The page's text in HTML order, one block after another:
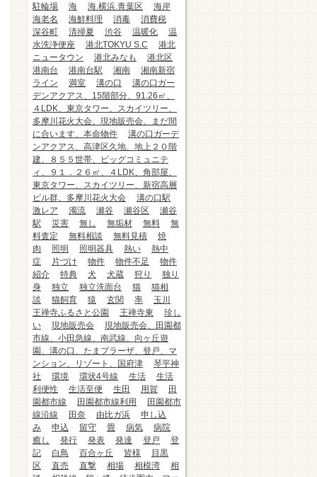
駐輪場
海 海.横浜.青葉区
海岸
海老名
海鮮料理 消毒
消費税
深谷町
清掃夏 渋谷 温暖化
温
水洗浄便座
港北TOKYU S.C
港北
ニュータウン
港北みなも
港北区
港南台
港南台駅 湘南
湘南新宿
ライン
満室 溝の口
溝の口ガー
デンアクアス、15階部分、91.26㎡、
４LDK、東京タワー、スカイツリー、
多摩川花火大会、現地販売会、まだ間
に合います、本命物件
溝の口ガーデ
ンアクアス、高津区久地、地上２０階
建、８５５世帯、ビッグコミュニテ
ィ、９１．２６㎡、４LDK、角部屋、
東京タワー、スカイツリー、新宿高層
ビル群、多摩川花火大会
溝の口駅
激レア
濁流 瀬谷 瀬谷区
瀬谷
駅
災害 無し 無垢材 無料
無
料査定
無料相談 無料見積
焼
肉
照明 照明器具 熱い
熱中
症
片づけ 物件 物件不足
物件
紹介
特典 犬 犬蔵 狩り
独り
身
独立 独立洗面台 猫
猫相
談
猫飼育 猿 玄関 率
玉川
王禅寺ふるさと公園
王禅寺東
珍し
い
現地販売会
現地販売会、田園都
市線、小田急線、南武線、向ヶ丘遊
園、溝の口、たまプラーザ、登戸、マ
ンション、リゾート、国府津
琴平神
社
環境 環状4号線 生活
生活
利便性
生活至便 生田 用賀
田
園都市線
田園都市線利用
田園都市
線沿線
田奈 由比ガ浜
申し込
み
申込 留守 畳 病気
病院
癒し
発行 発表 発達 登戸
登
記
白鳥 百合ヶ丘 皆様
目黒
区
直売 直撃 相場 相模湾
相